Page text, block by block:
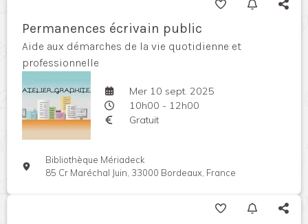
Permanences écrivain public
Aide aux démarches de la vie quotidienne et
professionnelle
Mer 10 sept. 2025
10h00 - 12h00
Gratuit
Bibliothèque Mériadeck
85 Cr Maréchal Juin, 33000 Bordeaux, France